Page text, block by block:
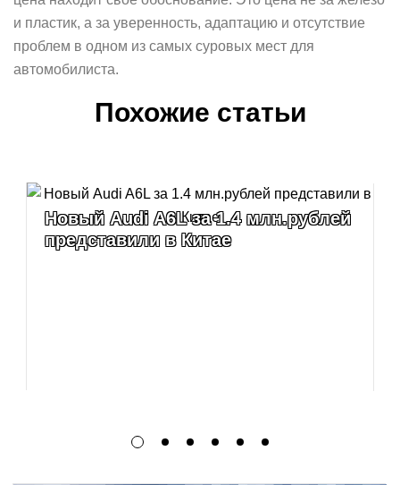
и пластик, а за уверенность, адаптацию и отсутствие
проблем в одном из самых суровых мест для
автомобилиста.
Похожие статьи
Новый Audi A6L за 1.4 млн.рублей
представили в Китае